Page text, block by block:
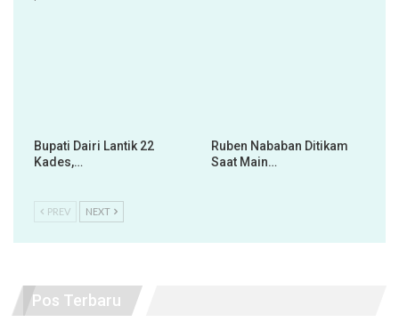
Bupati Dairi Lantik 22
Kades,…
Ruben Nababan Ditikam
Saat Main…
PREV NEXT
Pos Terbaru